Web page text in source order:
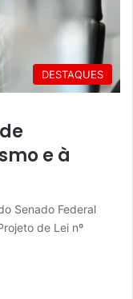
DESTAQUES
e à
Senado Federal
de Lei nº